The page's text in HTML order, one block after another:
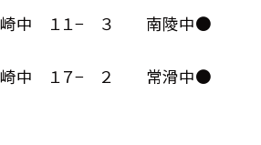
中 １１− ３ 南陵中●
中 １７− ２ 常滑中●